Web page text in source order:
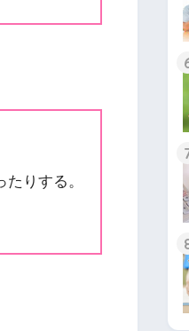
りする。